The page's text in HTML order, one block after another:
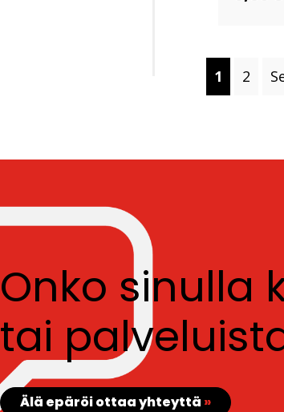
1 2
Onko sinulla
tai
Älä epäröi ottaa yhteyttä »